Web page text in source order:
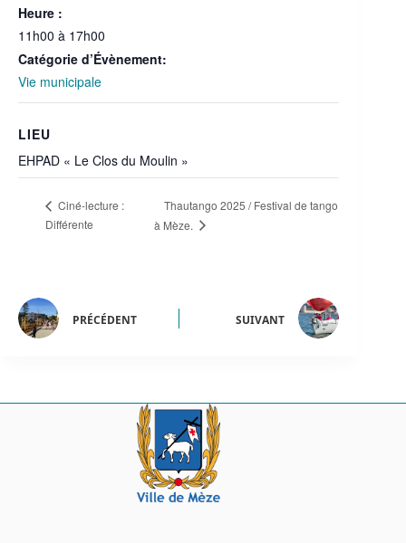
Heure :
11h00 à 17h00
Catégorie d’Évènement:
Vie municipale
LIEU
EHPAD « Le Clos du Moulin »
Ciné-lecture :
Différente
Thautango 2025 / Festival de tango
à Mèze.
PRÉCÉDENT SUIVANT